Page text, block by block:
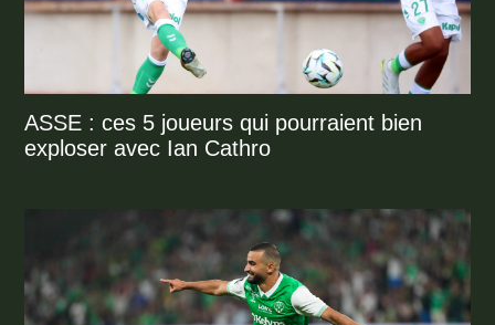
ASSE : ces 5 joueurs qui pourraient bien
exploser avec Ian Cathro